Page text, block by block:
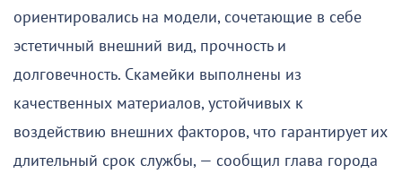
ориентировались на модели, сочетающие в себе
эстетичный внешний вид, прочность и
долговечность. Скамейки выполнены из
качественных материалов, устойчивых к
воздействию внешних факторов, что гарантирует их
длительный срок службы, — сообщил глава города